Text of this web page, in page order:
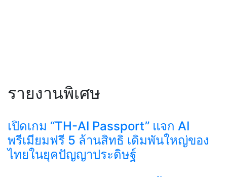
รายงานพิเศษ
เปิดเกม “TH-AI Passport” แจก AI
พรีเมียมฟรี 5 ล้านสิทธิ เดิมพันใหญ่ของ
ไทยในยุคปัญญาประดิษฐ์